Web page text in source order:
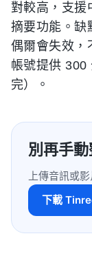
對較高，支援
摘要功能。缺
偶爾會失效，
帳號提供 300
完）。
別再手
上傳音訊或
下載